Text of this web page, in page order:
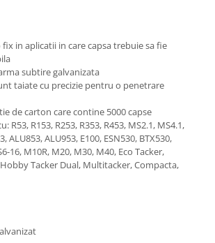
in aplicatii in care capsa trebuie sa fie
subtire galvanizata
taiate cu precizie pentru o penetrare
de carton care contine 5000 capse
R53, R153, R253, R353, R453, MS2.1, MS4.1,
ALU853, ALU953, E100, ESN530, BTX530,
16, M10R, M20, M30, M40, Eco Tacker,
Tacker Dual, Multitacker, Compacta,